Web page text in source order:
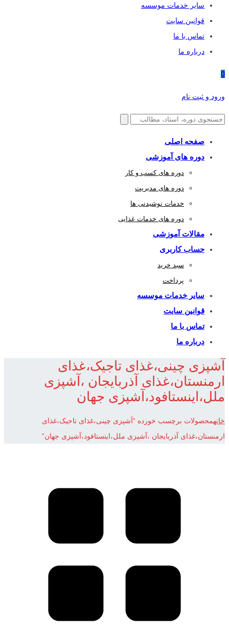
سایر خدمات موسسه
قوانین سایت
تماس با ما
درباره ما
0
ورود و ثبت نام
صفحه اصلی
دوره های آموزشی
دوره های کسب و کار
دوره های مدیریت
خدمات نوشیدنی ها
دوره های خدمات غذایی
مقالات آموزشی
حساب کاربری
سبد خرید
پرداخت
سایر خدمات موسسه
قوانین سایت
تماس با ما
درباره ما
آشپزی چینی،غذای تاجیک،غذای
ارمنستان،غذای آذربایجان ،آشپزی
ملل،اینستافود،آشپزی جهان
خانهمحصولات برچسب خورده “آشپزی چینی،غذای تاجیک،غذای
ارمنستان،غذای آذربایجان ،آشپزی ملل،اینستافود،آشپزی جهان”